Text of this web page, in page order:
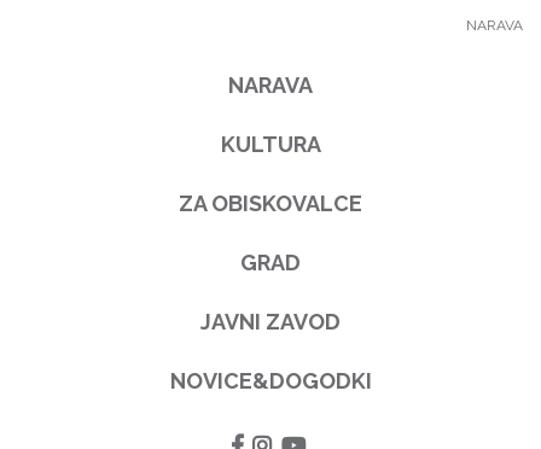
NARAVA
NARAVA
KULTURA
ZA OBISKOVALCE
GRAD
JAVNI ZAVOD
NOVICE&DOGODKI